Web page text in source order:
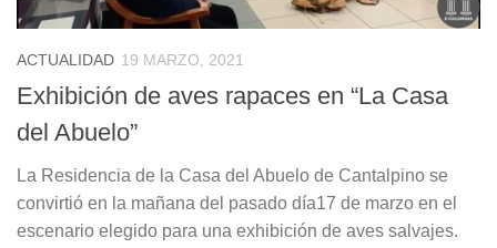
ACTUALIDAD 19 MARZO, 2021
Exhibición de aves rapaces en “La Casa
del Abuelo”
La Residencia de la Casa del Abuelo de Cantalpino se
convirtió en la mañana del pasado día17 de marzo en el
escenario elegido para una exhibición de aves salvajes.